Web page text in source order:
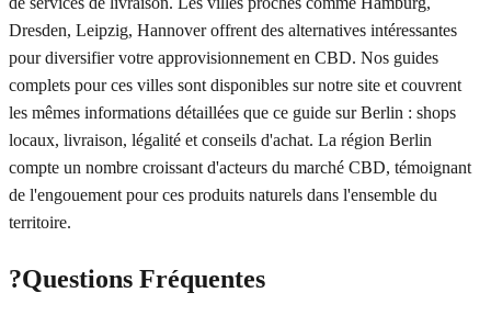
Dresden, Leipzig, Hannover offrent des alternatives intéressantes
pour diversifier votre approvisionnement en CBD. Nos guides
complets pour ces villes sont disponibles sur notre site et couvrent
les mêmes informations détaillées que ce guide sur Berlin : shops
locaux, livraison, légalité et conseils d'achat. La région Berlin
compte un nombre croissant d'acteurs du marché CBD, témoignant
de l'engouement pour ces produits naturels dans l'ensemble du
territoire.
?Questions Fréquentes